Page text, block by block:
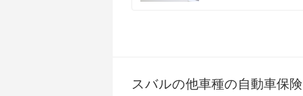
スバルの他車種の自動車保